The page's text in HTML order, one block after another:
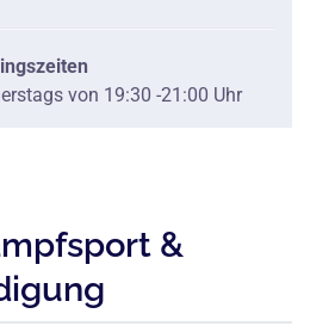
von 19:30 -21:00 Uhr
&